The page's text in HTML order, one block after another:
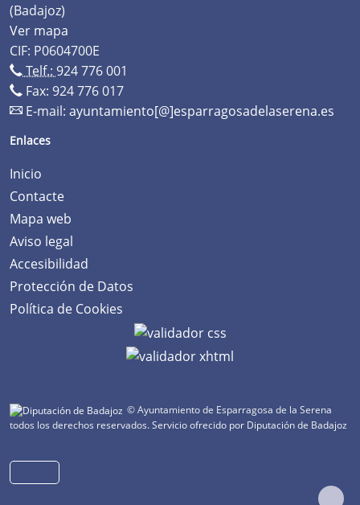
(Badajoz)
Ver mapa
CIF: P0604700E
Telf.: 924 776 001
Fax: 924 776 017
E-mail: ayuntamiento[@]esparragosadelaserena.es
Enlaces
Inicio
Contacte
Mapa web
Aviso legal
Accesibilidad
Protección de Datos
Política de Cookies
© Ayuntamiento de Esparragosa de la Serena
todos los derechos reservados.Servicio ofrecido por Diputación de Badajoz